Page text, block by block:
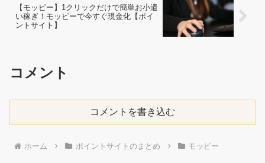
【モッピー】1クリックだけで簡単お小遣
い稼ぎ！モッピーで今すぐ現金化【ポイ
ントサイト】
コメント
コメントを書き込む
ホーム ポイントサイトのまとめ モッピー